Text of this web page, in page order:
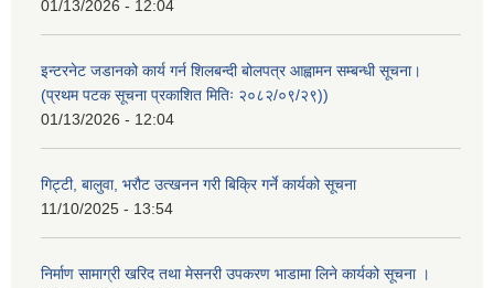
01/13/2026 - 12:04
इन्टरनेट जडानको कार्य गर्न शिलबन्दी बोलपत्र आह्वामन सम्बन्धी सूचना।
(प्रथम पटक सूचना प्रकाशित मितिः २०८२/०९/२९))
01/13/2026 - 12:04
गिट्टी, बालुवा, भरौट उत्खनन गरी बिक्रि गर्ने कार्यको सूचना
11/10/2025 - 13:54
निर्माण सामाग्री खरिद तथा मेसनरी उपकरण भाडामा लिने कार्यको सूचना ।